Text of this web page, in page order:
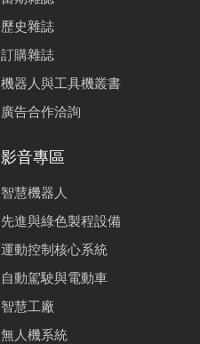
歷史雜誌
訂購雜誌
機器人與工具機叢書
廣告合作洽詢
影音專區
智慧機器人
先進與綠色製程設備
運動控制核心系統
自動駕駛與電動車
智慧工廠
無人機系統